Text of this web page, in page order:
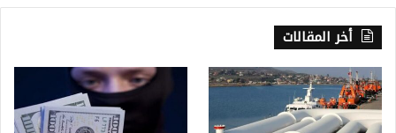
أخر المقالات